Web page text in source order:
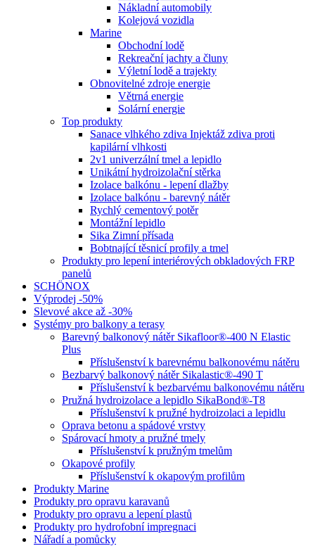
Nákladní automobily
Kolejová vozidla
Marine
Obchodní lodě
Rekreační jachty a čluny
Výletní lodě a trajekty
Obnovitelné zdroje energie
Větrná energie
Solární energie
Top produkty
Sanace vlhkého zdiva Injektáž zdiva proti
kapilární vlhkosti
2v1 univerzální tmel a lepidlo
Unikátní hydroizolační stěrka
Izolace balkónu - lepení dlažby
Izolace balkónu - barevný nátěr
Rychlý cementový potěr
Montážní lepidlo
Sika Zimní přísada
Bobtnající těsnicí profily a tmel
Produkty pro lepení interiérových obkladových FRP
panelů
SCHÖNOX
Výprodej -50%
Slevové akce až -30%
Systémy pro balkony a terasy
Barevný balkonový nátěr Sikafloor®-400 N Elastic
Plus
Příslušenství k barevnému balkonovému nátěru
Bezbarvý balkonový nátěr Sikalastic®-490 T
Příslušenství k bezbarvému balkonovému nátěru
Pružná hydroizolace a lepidlo SikaBond®-T8
Příslušenství k pružné hydroizolaci a lepidlu
Oprava betonu a spádové vrstvy
Spárovací hmoty a pružné tmely
Příslušenství k pružným tmelům
Okapové profily
Příslušenství k okapovým profilům
Produkty Marine
Produkty pro opravu karavanů
Produkty pro opravu a lepení plastů
Produkty pro hydrofobní impregnaci
Nářadí a pomůcky